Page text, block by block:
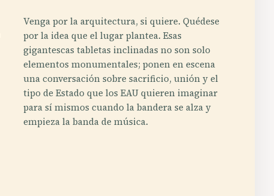
Venga por la arquitectura, si quiere. Quédese
por la idea que el lugar plantea. Esas
gigantescas tabletas inclinadas no son solo
elementos monumentales; ponen en escena
una conversación sobre sacrificio, unión y el
tipo de Estado que los EAU quieren imaginar
para sí mismos cuando la bandera se alza y
empieza la banda de música.